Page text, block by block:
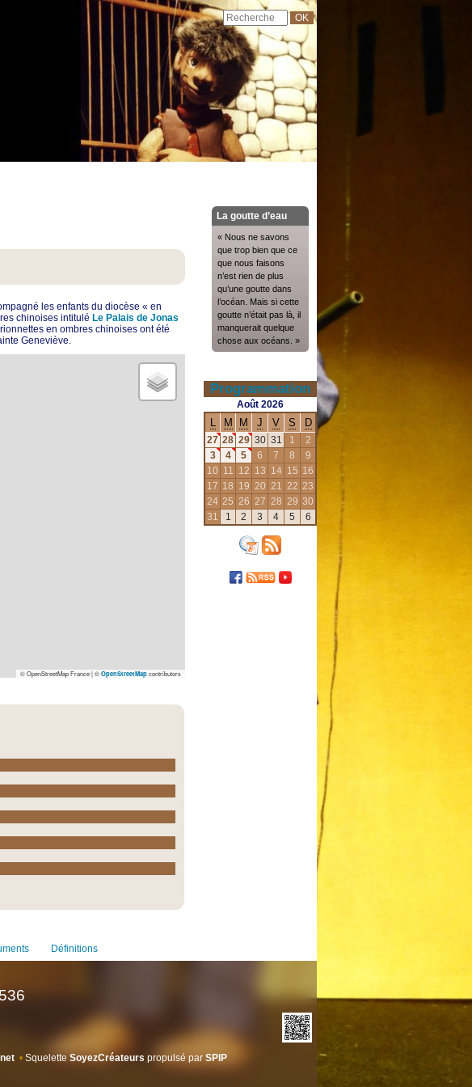
les enfants du diocèse « en
chinoises intitulé Le Palais de Jonas
en ombres chinoises ont été
Geneviève.
© OpenStreetMap France | ©OpenStreetMap contributors
La goutte d’eau
« Nous ne savons
que trop bien que ce
que nous faisons
n’est rien de plus
qu’une goutte dans
l’océan. Mais si cette
goutte n’était pas là, il
manquerait quelque
chose aux océans. »
Programmation
Août 2026
L M M J V S D
27 28 29 30 31 1
2
3
4 5 6 7 8
9
10 11 12 13 14 15 16
17 18 19 20 21 22 23
24 25 26 27 28 29 30
31
1 2 3 4 5 6
Définitions
•SqueletteSoyezCréateurs propulsé par SPIP